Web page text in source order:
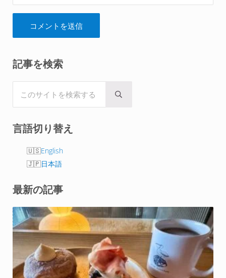
Sidebar
記事を検索
Submit search
言語切り替え
English
日本語
最新の記事